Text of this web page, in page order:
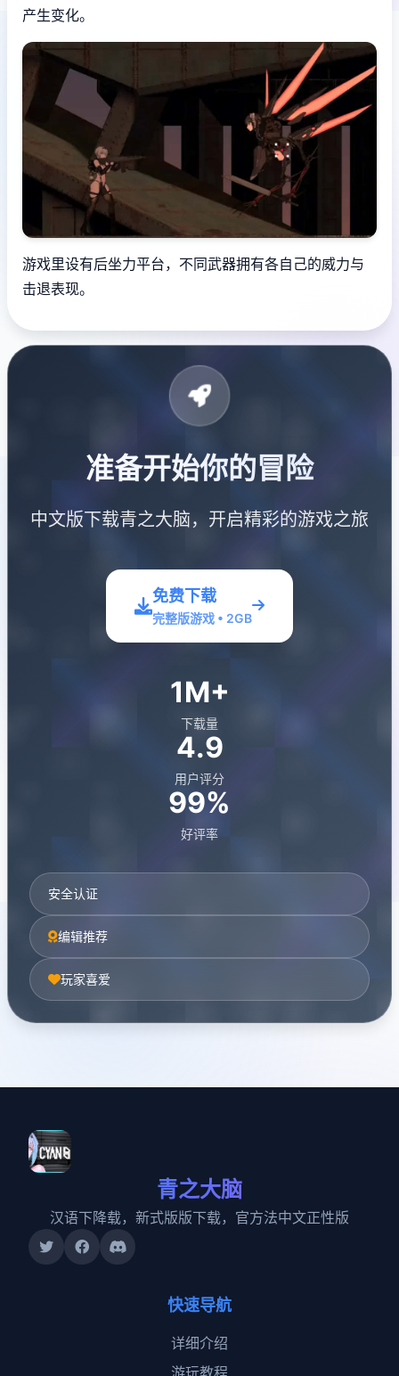
产生变化。
游戏里设有后坐力平台，不同武器拥有各自己的威力与
击退表现。
准备开始你的冒险
中文版下载青之大脑，开启精彩的游戏之旅
免费下载
完整版游戏 • 2GB
1M+
下载量
4.9
用户评分
99%
好评率
安全认证
编辑推荐
玩家喜爱
青之大脑
汉语下降载，新式版版下载，官方法中文正性版
快速导航
详细介绍
游玩教程